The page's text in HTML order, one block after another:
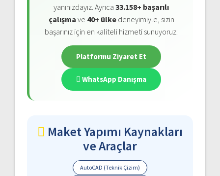
yanınızdayız. Ayrıca 33.158+ başarılı
çalışma ve 40+ ülkedeneyimiyle, sizin
başarınız için en kaliteli hizmeti sunuyoruz.
Platformu Ziyaret Et
WhatsApp Danışma
Maket Yapımı Kaynakları
ve Araçlar
AutoCAD (Teknik Çizim)